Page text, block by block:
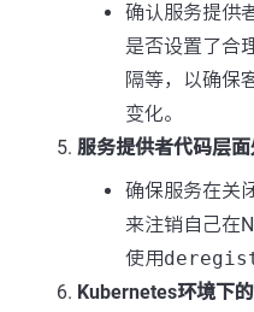
确认服务提供
是否设置了合
隔等，以确保
变化。
服务提供者代码层
确保服务在关
来注销自己在
使用
Kubernetes环境下